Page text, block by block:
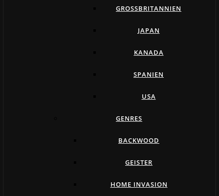
GROSSBRITANNIEN
JAPAN
KANADA
SPANIEN
USA
GENRES
BACKWOOD
GEISTER
HOME INVASION